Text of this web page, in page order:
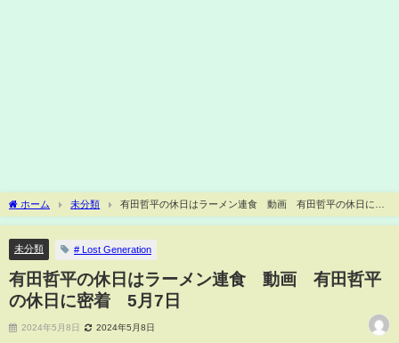
ホーム 未分類
有田哲平の休日はラーメン連食 動画 有田哲平の休日に密
着 5月7日
未分類 # Lost Generation
有田哲平の休日はラーメン連食 動画 有田哲平
の休日に密着 5月7日
2024年5月8日 2024年5月8日